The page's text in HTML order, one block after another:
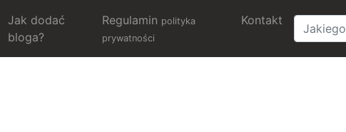
Jak dodać
bloga?
Regulamin polityka
prywatności
Kontakt